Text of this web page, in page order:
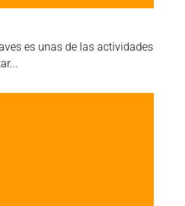
es unas de las actividades